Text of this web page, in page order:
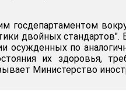
госдепартаментом
двойных стандартов".
осужденных по
их здоровья,
Министерство